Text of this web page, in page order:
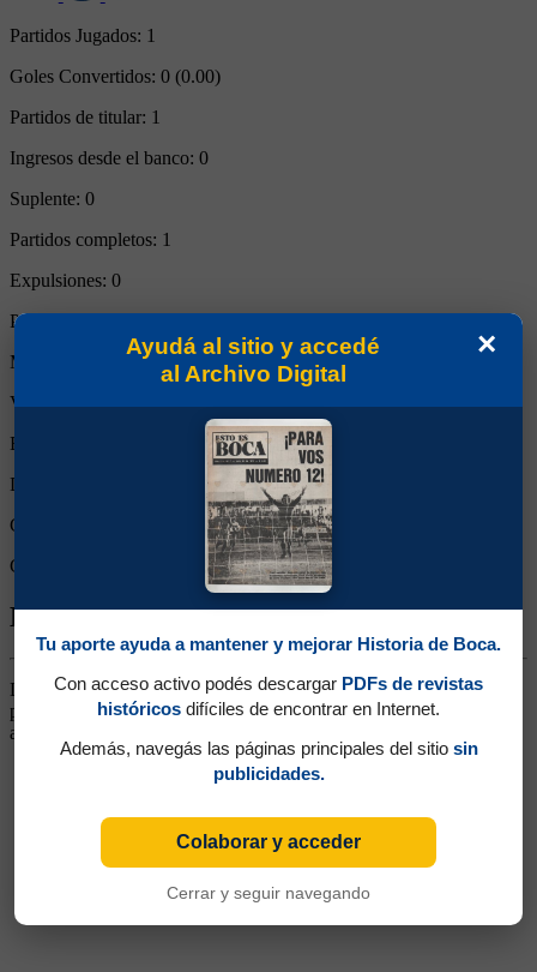
Partidos Jugados: 1
Goles Convertidos: 0 (0.00)
Partidos de titular: 1
Ingresos desde el banco: 0
Suplente: 0
Partidos completos: 1
Expulsiones: 0
Partidos reemplazado:
Minutos Disputados:
90
Victorias:1
Empates:
Derrotas:
Goles de Boca:
Goles rivales:
Biografía de Luis Antonio Sánchez
Delantero. Ganó un título (Campeonato 1934). Llegó de Platense,
para reforzar al campeón de 1931. Tuvo un buen rendimiento en el
año del campeonato. Luego volvió a Platense
×
Ayudá al sitio y accedé
al Archivo Digital
Tu aporte ayuda a mantener y mejorar Historia de Boca.
Con acceso activo podés descargar PDFs de revistas
históricos difíciles de encontrar en Internet.
Además, navegás las páginas principales del sitio sin
publicidades.
Colaborar y acceder
Cerrar y seguir navegando